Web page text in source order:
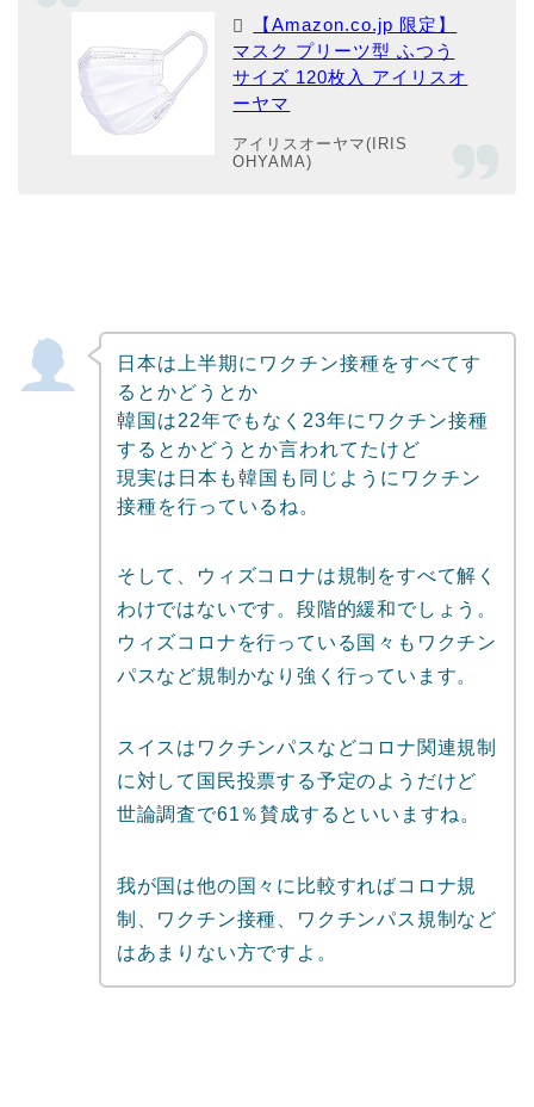
【Amazon.co.jp 限定】
マスク プリーツ型 ふつう
サイズ 120枚入 アイリスオ
ーヤマ
アイリスオーヤマ(IRIS
OHYAMA)
日本は上半期にワクチン接種をすべてす
るとかどうとか
韓国は22年でもなく23年にワクチン接種
するとかどうとか言われてたけど
現実は日本も韓国も同じようにワクチン
接種を行っているね。
そして、ウィズコロナは規制をすべて解く
わけではないです。段階的緩和でしょう。
ウィズコロナを行っている国々もワクチン
パスなど規制かなり強く行っています。
スイスはワクチンパスなどコロナ関連規制
に対して国民投票する予定のようだけど
世論調査で61％賛成するといいますね。
我が国は他の国々に比較すればコロナ規
制、ワクチン接種、ワクチンパス規制など
はあまりない方ですよ。